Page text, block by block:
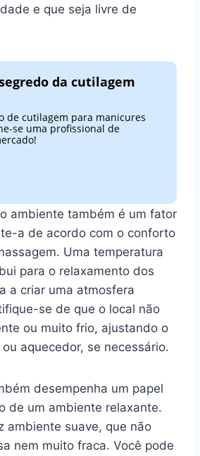
e que seja livre de
da cutilagem
de cutilagem para manicures
se uma profissional de
ambiente também é um fator
a de acordo com o conforto
Uma temperatura
para o relaxamento dos
a criar uma atmosfera
se de que o local não
ou muito frio, ajustando o
aquecedor, se necessário.
desempenha um papel
de um ambiente relaxante.
ambiente suave, que não
nem muito fraca. Você pode